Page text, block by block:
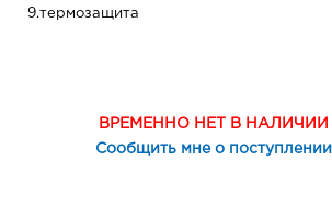
9.термозащита
12.защита окрашенных волос от
ВРЕМЕННО НЕТ В НАЛИЧИИ
Сообщить мне о поступлении